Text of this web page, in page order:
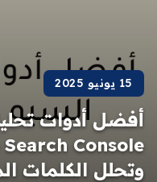
15 يونيو 2025
أفضل أدوات
وتحلل الكلمات